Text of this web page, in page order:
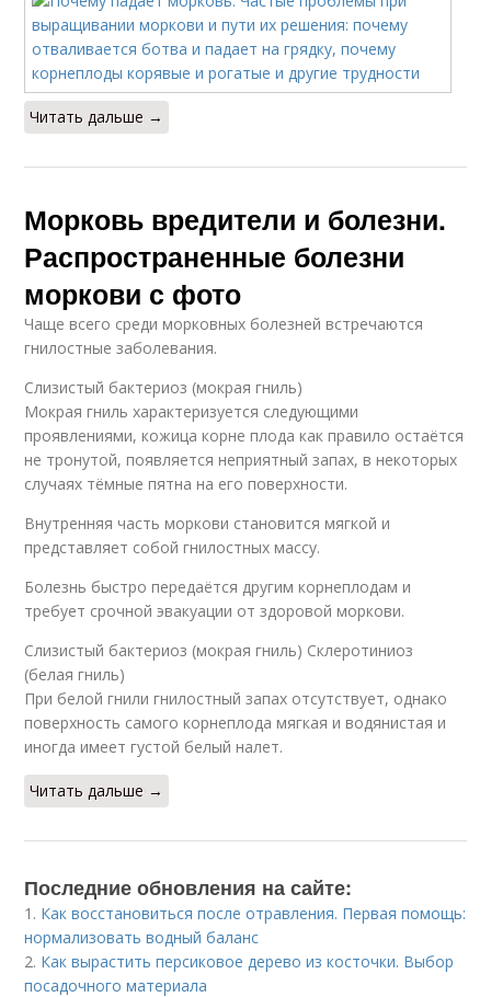
Читать дальше →
Морковь вредители и болезни.
Распространенные болезни
моркови с фото
Чаще всего среди морковных болезней встречаются
гнилостные заболевания.
Слизистый бактериоз (мокрая гниль)
Мокрая гниль характеризуется следующими
проявлениями, кожица корне плода как правило остаётся
не тронутой, появляется неприятный запах, в некоторых
случаях тёмные пятна на его поверхности.
Внутренняя часть моркови становится мягкой и
представляет собой гнилостных массу.
Болезнь быстро передаётся другим корнеплодам и
требует срочной эвакуации от здоровой моркови.
Слизистый бактериоз (мокрая гниль) Склеротиниоз
(белая гниль)
При белой гнили гнилостный запах отсутствует, однако
поверхность самого корнеплода мягкая и водянистая и
иногда имеет густой белый налет.
Читать дальше →
Последние обновления на сайте:
1. Как восстановиться после отравления. Первая помощь:
нормализовать водный баланс
2. Как вырастить персиковое дерево из косточки. Выбор
посадочного материала